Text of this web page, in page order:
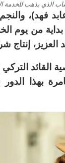
الذي يذهب للخدمة
فهد)،
من يوم
العزيز، إنتاج
التركي
بهذا